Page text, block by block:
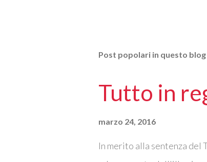
Post popolari in questo blog
Tutto in
marzo 24, 2016
In merito alla sentenza del